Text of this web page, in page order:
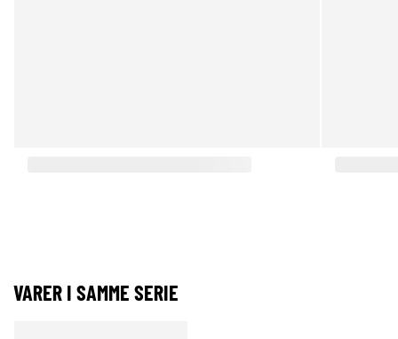
VARER I SAMME SERIE